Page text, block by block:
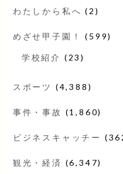
わたしから私へ (2)
めざせ甲子園！ (599)
学校紹介 (23)
スポーツ (4,388)
事件・事故 (1,860)
ビジネスキャッチー
観光・経済 (6,347)